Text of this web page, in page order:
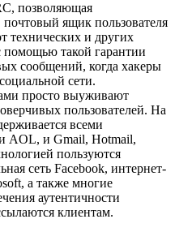
позволяющая
ящик пользователя
технических и других
помощью такой гарантии
сообщений, когда хакеры
сети.
просто выуживают
пользователей. На
всеми
AOL, и Gmail, Hotmail,
пользуются
сеть Facebook, интернет-
а также многие
аутентичности
клиентам.